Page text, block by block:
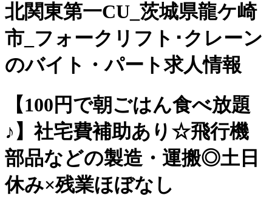
北関東第一CU_茨城県龍ケ崎
市_フォークリフト･クレーン
のバイト・パート求人情報
【100円で朝ごはん食べ放題
♪】社宅費補助あり☆飛行機
部品などの製造・運搬◎土日
休み×残業ほぼなし